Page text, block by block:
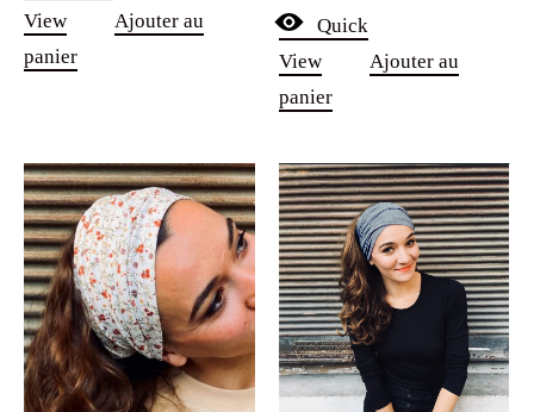
View
Ajouter au
panier
Quick
View
Ajouter au
panier